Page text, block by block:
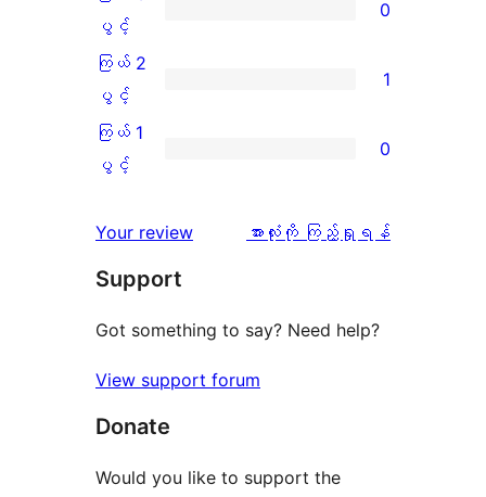
သုံးသပ်
ပွင့်
အဆင့်
သုံးသပ်
ကြယ်
3
ပွင့်
အဆင့်
သုံးသပ်
ပွင့်
0
ကြယ်
2
ပွင့်
သုံးသပ်
1
စောင်
ကြယ် 2
ပွင့်
1
ကြယ်
ပွင့်
သုံးသပ်
ချက်
စောင်
ကြယ် 1
ပွင့်
0
Your review
သုံးသပ်
အားလုံးကို ကြည့်ရှုရန်
Support
Got something to say? Need help?
View support forum
Donate
Would you like to support the